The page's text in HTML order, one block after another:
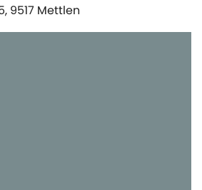
9517 Mettlen